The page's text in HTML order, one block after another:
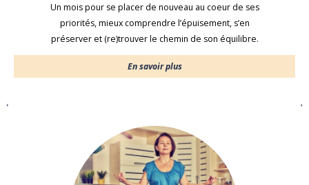
Un mois pour se placer de nouveau au coeur de ses
priorités, mieux comprendre l’épuisement, s’en
préserver et (re)trouver le chemin de son équilibre.
En savoir plus